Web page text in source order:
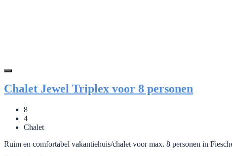
Chalet Jewel Triplex voor 8 personen
8
4
Chalet
Ruim en comfortabel vakantiehuis/chalet voor max. 8 personen in